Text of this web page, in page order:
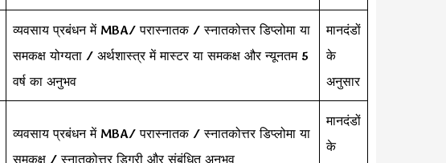
व्यवसाय प्रबंधन में MBA/ परास्नातक / स्नातकोत्तर डिप्लोमा या
समकक्ष योग्यता / अर्थशास्त्र में मास्टर या समकक्ष और न्यूनतम 5
वर्ष का अनुभव
मानदंडों
के
अनुसार
व्यवसाय प्रबंधन में MBA/ परास्नातक / स्नातकोत्तर डिप्लोमा या
समकक्ष / स्नातकोत्तर डिग्री और संबंधित अनुभव
मानदंडों
के